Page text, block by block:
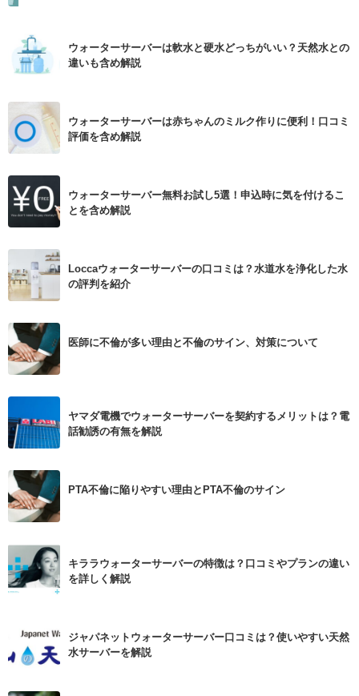
ウォーターサーバーは軟水と硬水どっちがいい？天然水との
違いも含め解説
ウォーターサーバーは赤ちゃんのミルク作りに便利！口コミ
評価を含め解説
ウォーターサーバー無料お試し5選！申込時に気を付けるこ
とを含め解説
Loccaウォーターサーバーの口コミは？水道水を浄化した水
の評判を紹介
医師に不倫が多い理由と不倫のサイン、対策について
ヤマダ電機でウォーターサーバーを契約するメリットは？電
話勧誘の有無を解説
PTA不倫に陥りやすい理由とPTA不倫のサイン
キララウォーターサーバーの特徴は？口コミやプランの違い
を詳しく解説
ジャパネットウォーターサーバー口コミは？使いやすい天然
水サーバーを解説